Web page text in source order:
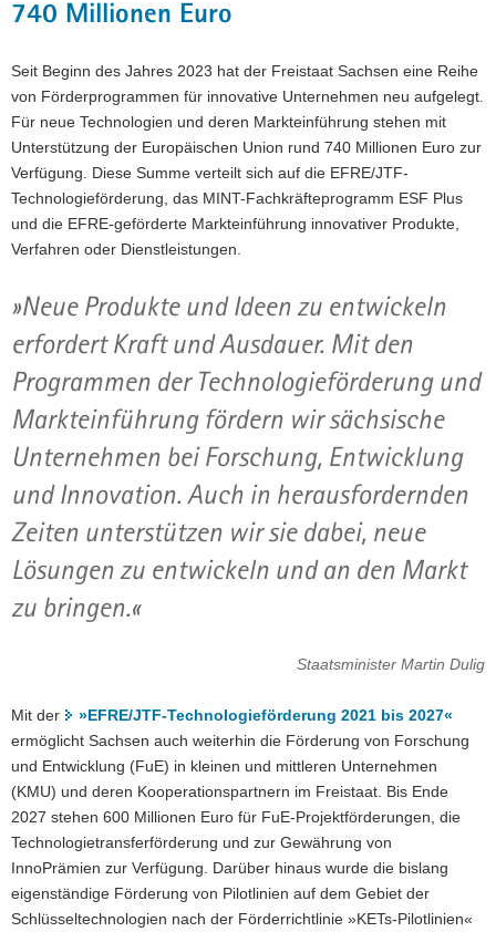
740 Millionen Euro
Seit Beginn des Jahres 2023 hat der Freistaat Sachsen eine Reihe
von Förderprogrammen für innovative Unternehmen neu aufgelegt.
Für neue Technologien und deren Markteinführung stehen mit
Unterstützung der Europäischen Union rund 740 Millionen Euro zur
Verfügung. Diese Summe verteilt sich auf die EFRE/JTF-
Technologieförderung, das MINT-Fachkräfteprogramm ESF Plus
und die EFRE-geförderte Markteinführung innovativer Produkte,
Verfahren oder Dienstleistungen.
»Neue Produkte und Ideen zu entwickeln
erfordert Kraft und Ausdauer. Mit den
Programmen der Technologieförderung und
Markteinführung fördern wir sächsische
Unternehmen bei Forschung, Entwicklung
und Innovation. Auch in herausfordernden
Zeiten unterstützen wir sie dabei, neue
Lösungen zu entwickeln und an den Markt
zu bringen.«
Staatsminister Martin Dulig
Mit der
»EFRE/JTF-Technologieförderung 2021 bis 2027«
ermöglicht Sachsen auch weiterhin die Förderung von Forschung
und Entwicklung (FuE) in kleinen und mittleren Unternehmen
(KMU) und deren Kooperationspartnern im Freistaat. Bis Ende
2027 stehen 600 Millionen Euro für FuE-Projektförderungen, die
Technologietransferförderung und zur Gewährung von
InnoPrämien zur Verfügung. Darüber hinaus wurde die bislang
eigenständige Förderung von Pilotlinien auf dem Gebiet der
Schlüsseltechnologien nach der Förderrichtlinie »KETs-Pilotlinien«